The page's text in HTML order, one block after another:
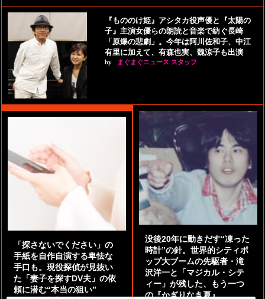
『もののけ姫』アシタカ役声優と『太陽の
子』主演女優らの朗読と音楽で紡ぐ長崎
「原爆の悲劇」。今年は阿川佐和子、中江
有里に加えて、有森也実、魏涼子も出演
by まぐまぐニュース スタッフ
「探さないでください」の
手紙を自作自演する卑怯な
手口も。現役探偵が見抜い
た「妻子を探すDV夫」の依
頼に潜む“本当の狙い”
没後20年に動きだす“凍った
時計”の針。世界的シティポ
ップ大ブームの先駆者・滝
沢洋一と「マジカル・シテ
ィー」が残した、もう一つ
の『かぎりなき夏』